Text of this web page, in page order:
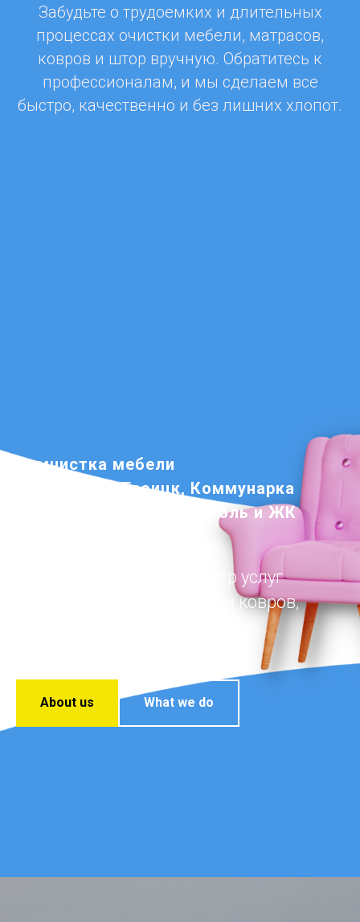
Забудьте о трудоемких и длительных
процессах очистки мебели, матрасов,
ковров и штор вручную. Обратитесь к
профессионалам, и мы сделаем все
быстро, качественно и без лишних хлопот.
Химчистка мебели
по Внуково, Троицк, Коммунарка
Новомосковский, Бристоль и ЖК
Оказываем полный спектр услуг
профессиональной чистки ковров,
About us What we do